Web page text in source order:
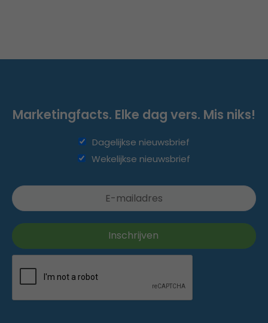
Marketingfacts. Elke dag vers. Mis niks!
Dagelijkse nieuwsbrief
Wekelijkse nieuwsbrief